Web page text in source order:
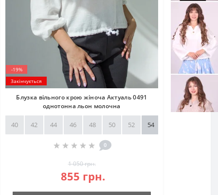
-19%
Закінчується
Блузка вільного крою жіноча Актуаль 0491
однотонна льон молочна
40 42 44 46 48 50 52 54
0
1 050 грн.
855 грн.